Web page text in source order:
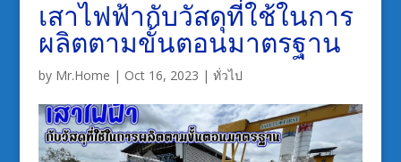
เสาไฟฟ้ากับวัสดุที่ใช้ในการ
ผลิตตามขั้นตอนมาตรฐาน
by Mr.Home | Oct 16, 2023 | ทั่วไป